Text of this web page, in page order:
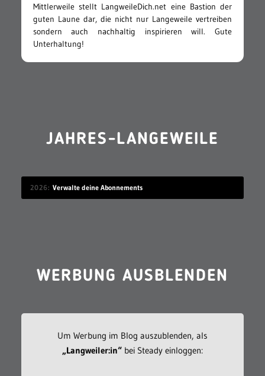
Mittlerweile stellt LangweileDich.net eine Bastion der
guten Laune dar, die nicht nur Langeweile vertreiben
sondern auch nachhaltig inspirieren will. Gute
Unterhaltung!
JAHRES-LANGEWEILE
2026 Verwalte deine Abonnements
WERBUNG AUSBLENDEN
Um Werbung im Blog auszublenden, als
„Langweiler:in“bei Steady einloggen: